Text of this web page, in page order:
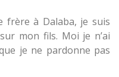
frère à Dalaba, je suis
mon fils. Moi je n’ai
je ne pardonne pas